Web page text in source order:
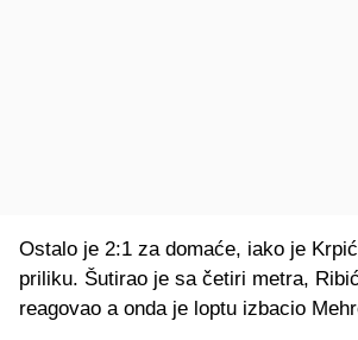
Ostalo je 2:1 za domaće, iako je
priliku. Šutirao je sa četiri metra,
reagovao a onda je loptu izbacio